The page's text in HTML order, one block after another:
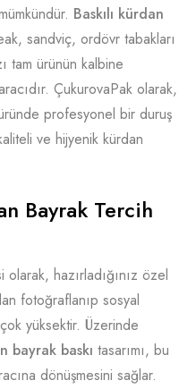
Baskılı kürdan
sandviç, ordövr tabakları
tam ürünün kalbine
ÇukurovaPak olarak,
profesyonel bir duruş
ve hijyenik kürdan
Bayrak Tercih
hazırladığınız özel
fotoğraflanıp sosyal
yüksektir. Üzerinde
bayrak baskı tasarımı, bu
dönüşmesini sağlar.